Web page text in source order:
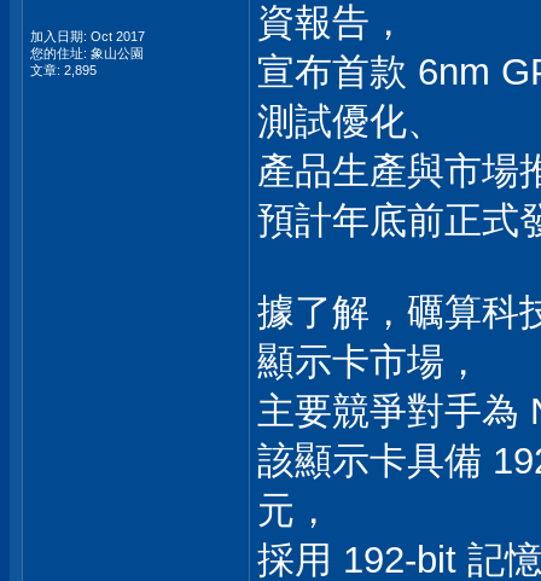
加入日期: Oct 2017
您的住址: 象山公園
文章: 2,895
資報告，
宣布首款 6nm
測試優化、
產品生產與市場
預計年底前正式
據了解，礪算科
顯示卡市場，
主要競爭對手為
該顯示卡具備
元，
採用 192-bit 記